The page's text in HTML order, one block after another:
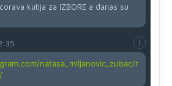
kutija za IZBORE a danas su
natasa_miljanovic_zubac/r